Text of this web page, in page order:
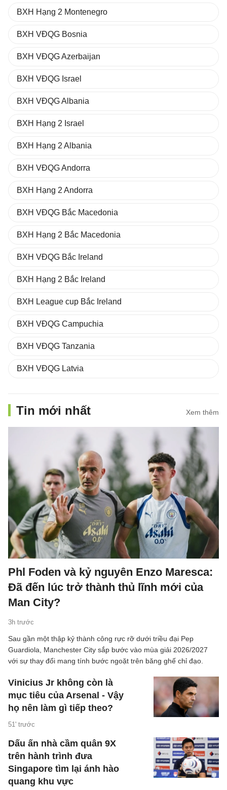
BXH Hạng 2 Montenegro
BXH VĐQG Bosnia
BXH VĐQG Azerbaijan
BXH VĐQG Israel
BXH VĐQG Albania
BXH Hạng 2 Israel
BXH Hạng 2 Albania
BXH VĐQG Andorra
BXH Hạng 2 Andorra
BXH VĐQG Bắc Macedonia
BXH Hạng 2 Bắc Macedonia
BXH VĐQG Bắc Ireland
BXH Hạng 2 Bắc Ireland
BXH League cup Bắc Ireland
BXH VĐQG Campuchia
BXH VĐQG Tanzania
BXH VĐQG Latvia
Tin mới nhất Xem thêm
Phl Foden và kỷ nguyên Enzo Maresca:
Đã đến lúc trở thành thủ lĩnh mới của
Man City?
3h trước
Sau gần một thập kỷ thành công rực rỡ dưới triều đại Pep
Guardiola, Manchester City sắp bước vào mùa giải 2026/2027
với sự thay đổi mang tính bước ngoặt trên băng ghế chỉ đạo.
Vinicius Jr không còn là
mục tiêu của Arsenal - Vậy
họ nên làm gì tiếp theo?
51' trước
Dấu ấn nhà cầm quân 9X
trên hành trình đưa
Singapore tìm lại ánh hào
quang khu vực